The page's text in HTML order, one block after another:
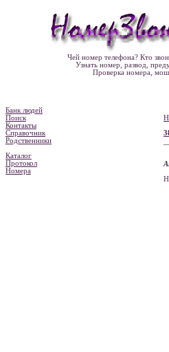
Чей номер телефона? Кто
Узнать номер, развод,
Проверка номера,
Банк людей
Поиск
Контакты
Справочник
Родственники
Каталог
Протокол
Номера